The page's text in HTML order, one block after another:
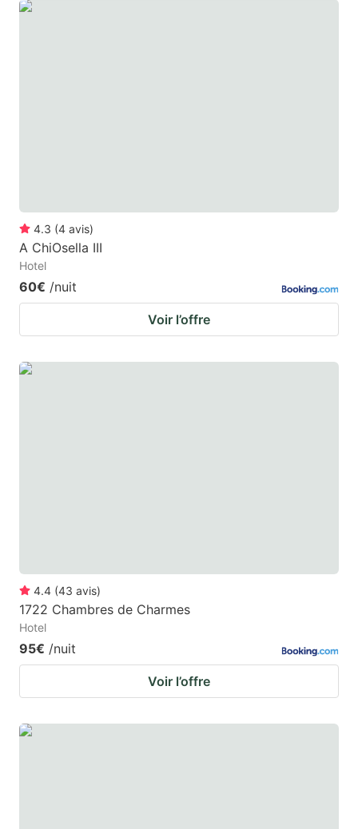
4.3 (4 avis)
A ChiOsella III
Hotel
60€ /nuit
Voir l’offre
4.4 (43 avis)
1722 Chambres de Charmes
Hotel
95€ /nuit
Voir l’offre